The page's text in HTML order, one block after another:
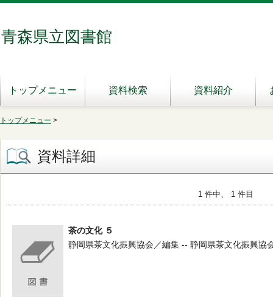
青森県立図書館
トップメニュー 資料検索 資料紹介
トップメニュー >
資料詳細
1 件中、 1 件目
茶の文化 ５
静岡県茶文化振興協会／編集 -- 静岡県茶文化振興協